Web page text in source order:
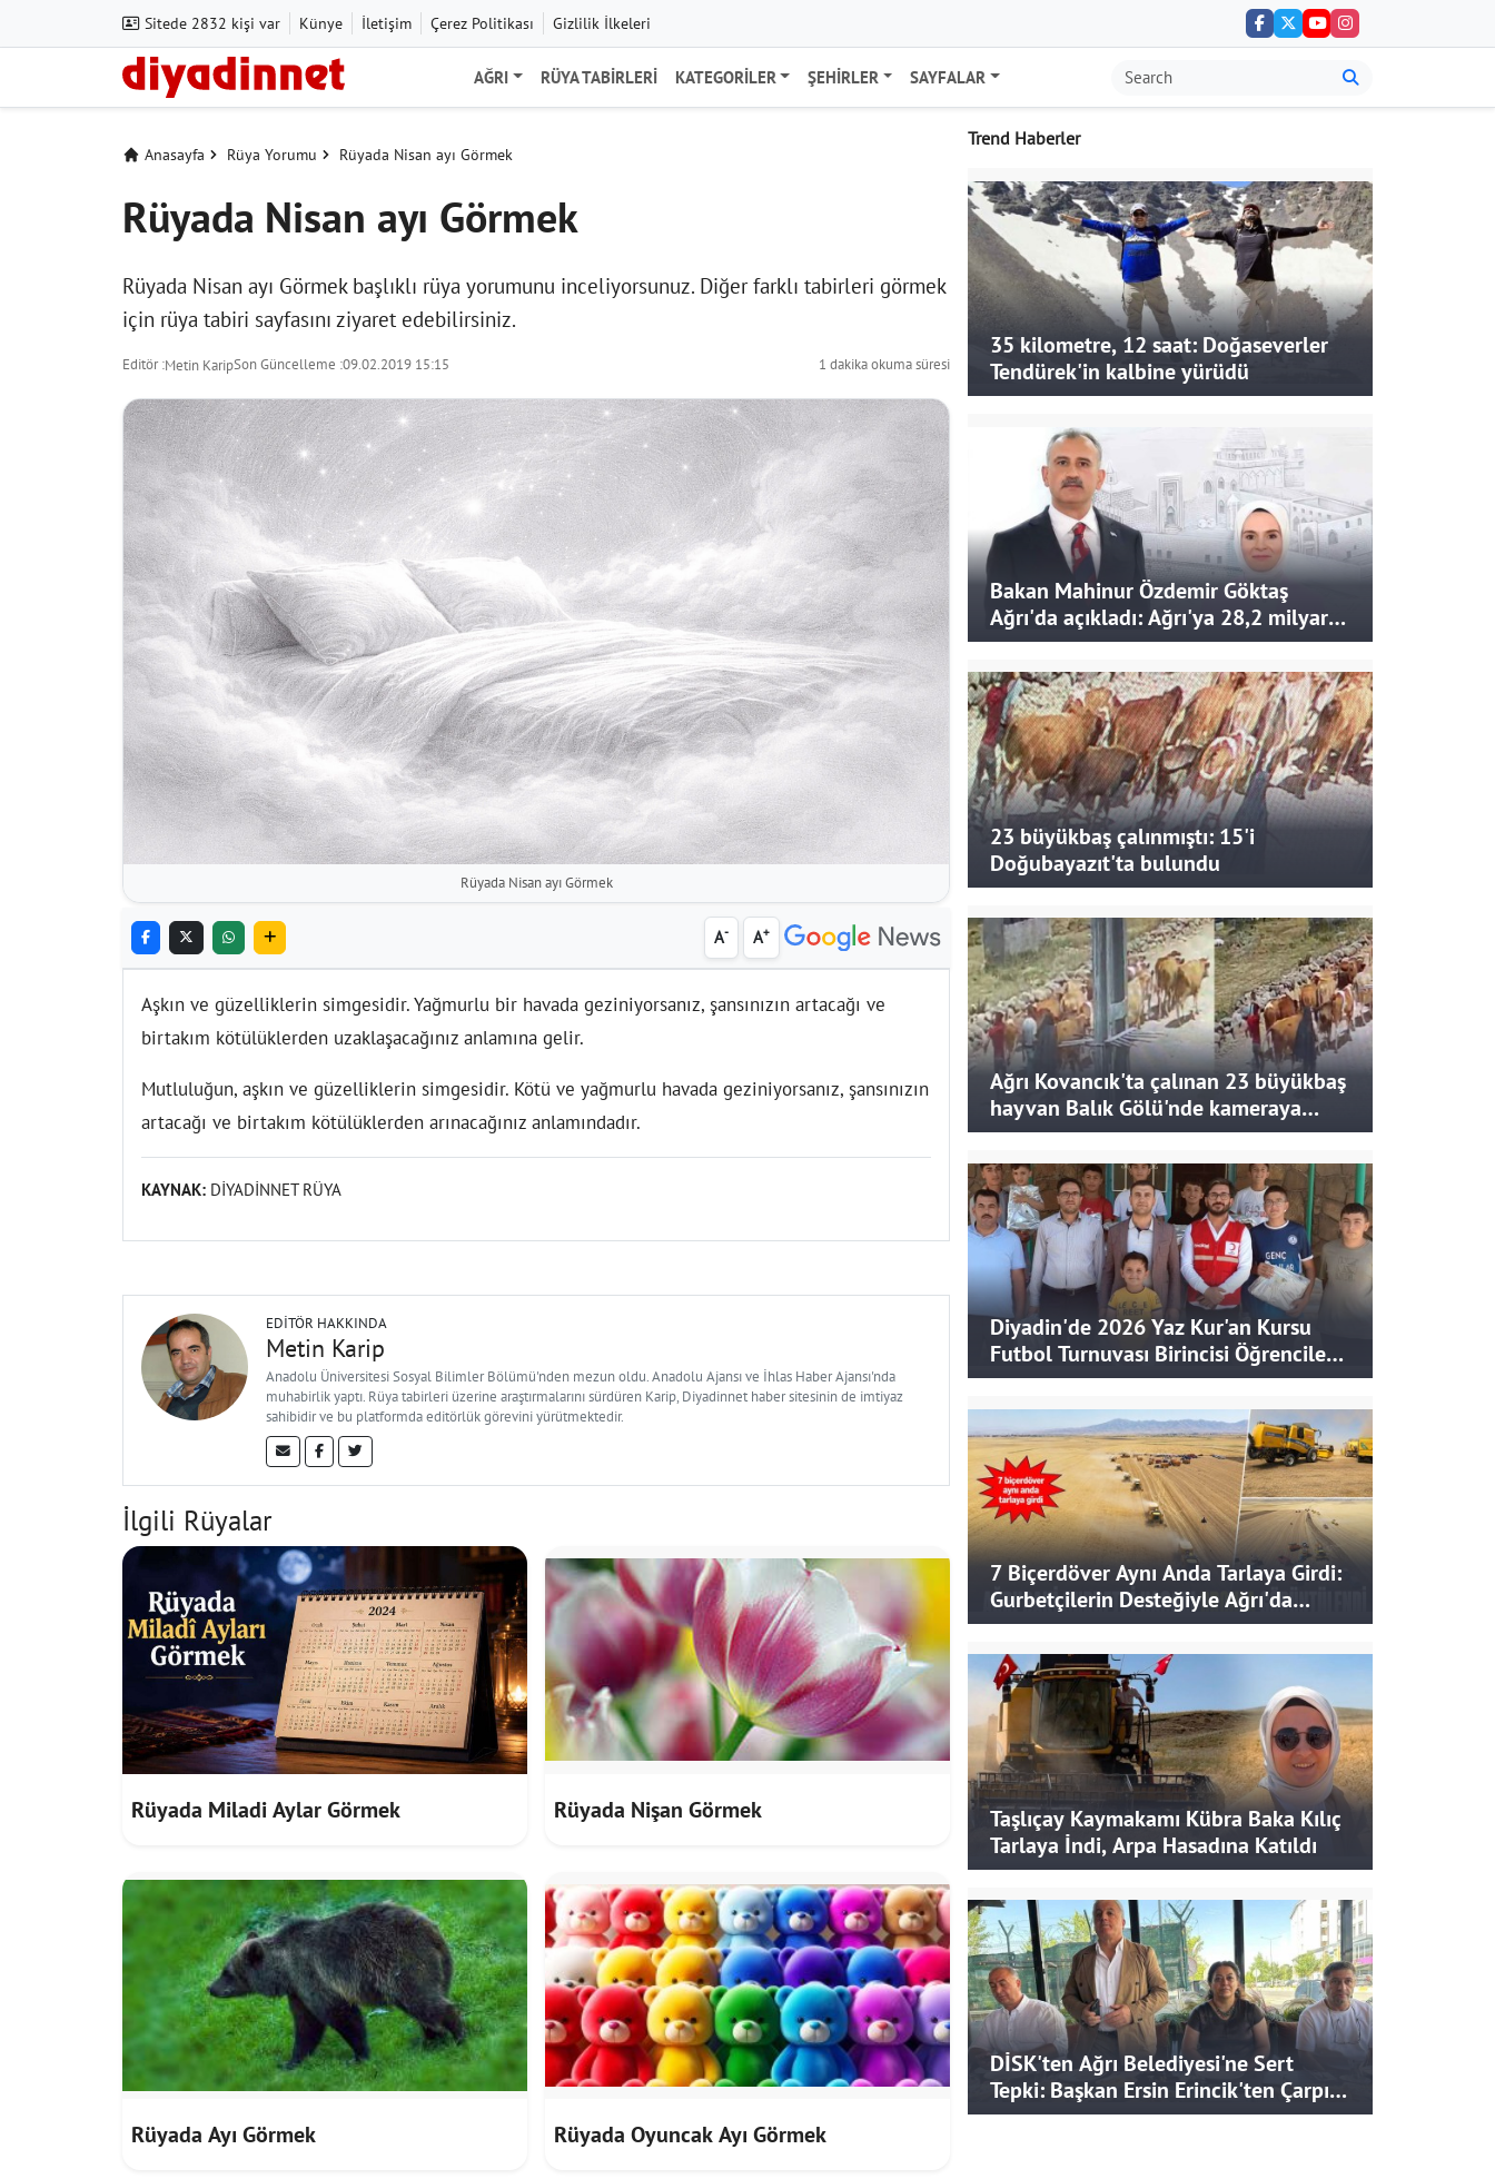
Sitede 2832 kişi var Künye İletişim Çerez Politikası Gizlilik İlkeleri
AĞRI RÜYA TABIRLERI KATEGORILER ŞEHIRLER SAYFALAR
Anasayfa Rüya Yorumu Rüyada Nisan ayı Görmek
Rüyada Nisan ayı Görmek
Rüyada Nisan ayı Görmek başlıklı rüya yorumunu inceliyorsunuz. Diğer farklı tabirleri görmek
için rüya tabiri sayfasını ziyaret edebilirsiniz.
Editör :Metin KaripSon Güncelleme :09.02.2019 15:15 1 dakika okuma süresi
Rüyada Nisan ayı Görmek
A- A+
Aşkın ve güzelliklerin simgesidir. Yağmurlu bir havada geziniyorsanız, şansınızın artacağı ve
birtakım kötülüklerden uzaklaşacağınız anlamına gelir.
Mutluluğun, aşkın ve güzelliklerin simgesidir. Kötü ve yağmurlu havada geziniyorsanız, şansınızın
artacağı ve birtakım kötülüklerden arınacağınız anlamındadır.
KAYNAK: DİYADİNNET RÜYA
EDITÖR HAKKINDA
Metin Karip
Anadolu Üniversitesi Sosyal Bilimler Bölümü'nden mezun oldu. Anadolu Ajansı ve İhlas Haber Ajansı'nda
muhabirlik yaptı. Rüya tabirleri üzerine araştırmalarını sürdüren Karip, Diyadinnet haber sitesinin de imtiyaz
sahibidir ve bu platformda editörlük görevini yürütmektedir.
İlgili Rüyalar
Rüyada Miladi Aylar Görmek Rüyada Nişan Görmek
Rüyada Ayı Görmek Rüyada Oyuncak Ayı Görmek
Trend Haberler
35 kilometre, 12 saat: Doğaseverler
Tendürek'in kalbine yürüdü
Bakan Mahinur Özdemir Göktaş
Ağrı'da açıkladı: Ağrı'ya 28,2 milyar
liralık yatırım ve destek sağlandı
23 büyükbaş çalınmıştı: 15'i
Doğubayazıt'ta bulundu
Ağrı Kovancık'ta çalınan 23 büyükbaş
hayvan Balık Gölü'nde kameraya
takıldı
Diyadin'de 2026 Yaz Kur'an Kursu
Futbol Turnuvası Birincisi Öğrencilere
Hediye
7 Biçerdöver Aynı Anda Tarlaya Girdi:
Gurbetçilerin Desteğiyle Ağrı'da
Bereketli Hasat
Taşlıçay Kaymakamı Kübra Baka Kılıç
Tarlaya İndi, Arpa Hasadına Katıldı
DİSK'ten Ağrı Belediyesi'ne Sert
Tepki: Başkan Ersin Erincik'ten Çarpıcı
İddialar